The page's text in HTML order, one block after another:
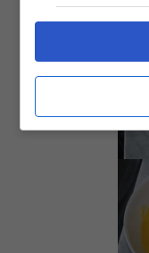
microonde.